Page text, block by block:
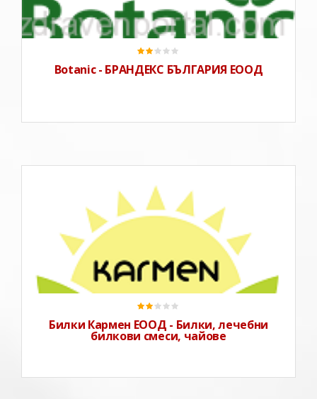
доказателства за тяхната ефективност – както от
хилядолетния опит на народната медицина, така и от
Botanic - БРАНДЕКС БЪЛГАРИЯ ЕООД
Билки Кармен ЕООД - Билки, лечебни
билкови смеси, чайове